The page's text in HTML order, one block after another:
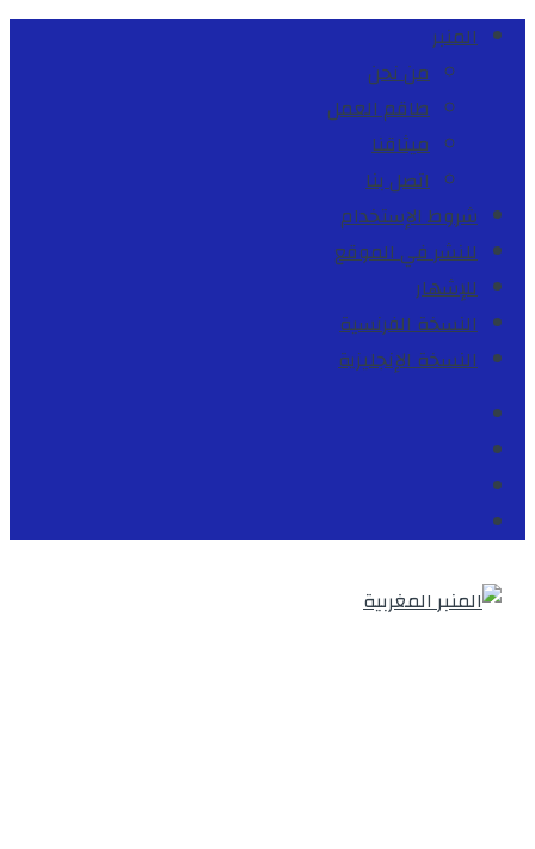
المنبر
من نحن
طاقم العمل
ميثاقنا
اتصل بنا
شروط الإستخدام
للنشر في الموقع
للإشهار
النسخة الفرنسية
النسخة الإنجليزية